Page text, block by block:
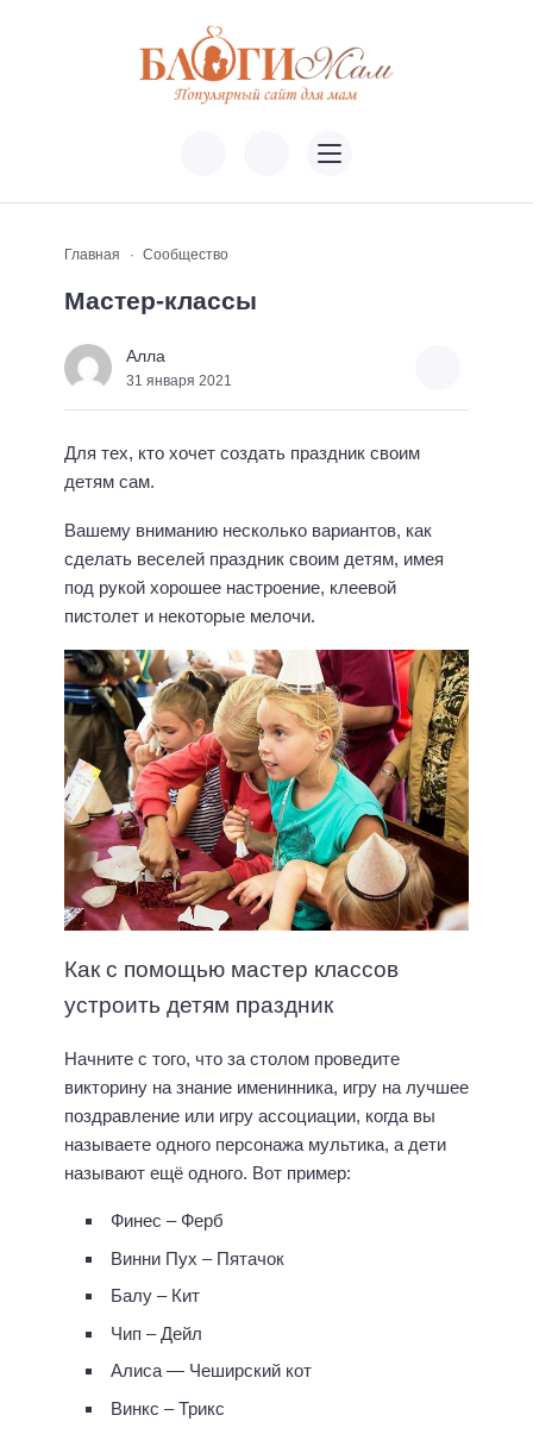
Главная Сообщество
Мастер-классы
Алла
31 января 2021
Для тех, кто хочет создать праздник своим
детям сам.
Вашему вниманию несколько вариантов, как
сделать веселей праздник своим детям, имея
под рукой хорошее настроение, клеевой
пистолет и некоторые мелочи.
Как с помощью мастер классов
устроить детям праздник
Начните с того, что за столом проведите
викторину на знание именинника, игру на лучшее
поздравление или игру ассоциации, когда вы
называете одного персонажа мультика, а дети
называют ещё одного. Вот пример:
Финес – Ферб
Винни Пух – Пятачок
Балу – Кит
Чип – Дейл
Алиса — Чеширский кот
Винкс – Трикс